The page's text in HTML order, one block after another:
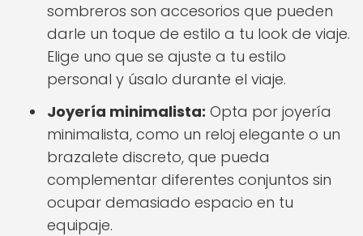
sombreros son accesorios que pueden
darle un toque de estilo a tu look de viaje.
Elige uno que se ajuste a tu estilo
personal y úsalo durante el viaje.
Joyería minimalista: Opta por joyería
minimalista, como un reloj elegante o un
brazalete discreto, que pueda
complementar diferentes conjuntos sin
ocupar demasiado espacio en tu
equipaje.